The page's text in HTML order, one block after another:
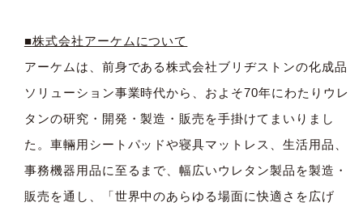
■株式会社アーケムについて
アーケムは、前身である株式会社ブリヂストンの化成品
ソリューション事業時代から、およそ70年にわたりウレ
タンの研究・開発・製造・販売を手掛けてまいりまし
た。車輛用シートパッドや寝具マットレス、生活用品、
事務機器用品に至るまで、幅広いウレタン製品を製造・
販売を通し、「世界中のあらゆる場面に快適さを広げ